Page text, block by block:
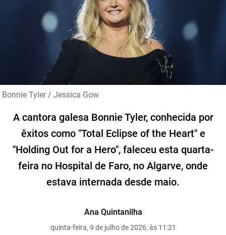
Bonnie Tyler / Jessica Gow
A cantora galesa Bonnie Tyler, conhecida por
êxitos como "Total Eclipse of the Heart" e
"Holding Out for a Hero", faleceu esta quarta-
feira no Hospital de Faro, no Algarve, onde
estava internada desde maio.
Ana Quintanilha
quinta-feira, 9 de julho de 2026, às 11:21